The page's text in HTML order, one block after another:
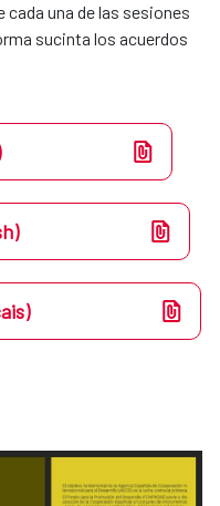
una de las sesiones
sucinta los acuerdos